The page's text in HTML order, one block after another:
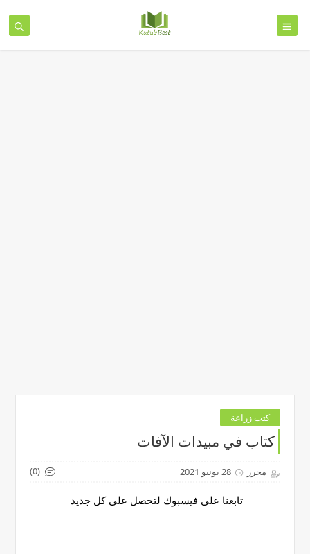
كتب زراعة
كتاب في مبيدات الآفات
محرر 28 يونيو 2021 (0)
تابعنا على فيسبوك لتحصل على كل جديد